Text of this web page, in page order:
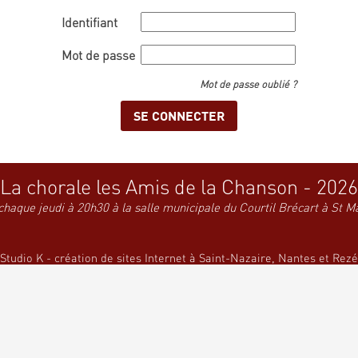
Identifiant
Mot de passe
Mot de passe oublié ?
La chorale les Amis de la Chanson - 2026
jeudi à 20h30 à la salle municipale du Courtil Brécart à St
Studio K - création de sites Internet à Saint-Nazaire, Nantes et Rezé